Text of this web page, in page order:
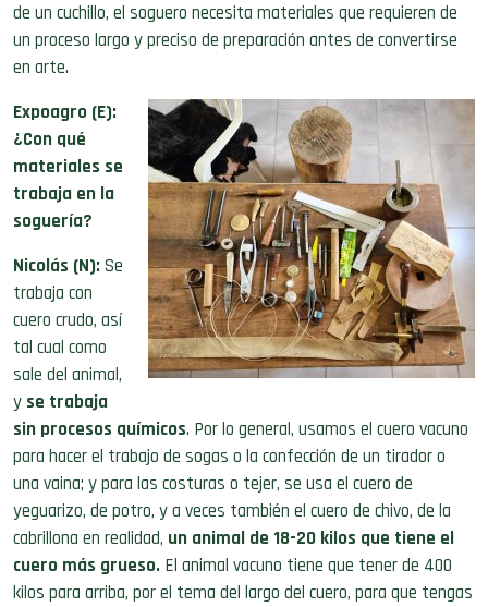
de un cuchillo, el soguero necesita materiales que requieren de
un proceso largo y preciso de preparación antes de convertirse
en arte.
Expoagro (E):
¿Con qué
materiales se
trabaja en la
soguería?
Nicolás (N):Se
trabaja con
cuero crudo, así
tal cual como
sale del animal,
y se trabaja
sin procesos químicos. Por lo general, usamos el cuero vacuno
para hacer el trabajo de sogas o la confección de un tirador o
una vaina; y para las costuras o tejer, se usa el cuero de
yeguarizo, de potro, y a veces también el cuero de chivo, de la
cabrillona en realidad, un animal de 18-20 kilos que tiene el
cuero más grueso. El animal vacuno tiene que tener de 400
kilos para arriba, por el tema del largo del cuero, para que tengas